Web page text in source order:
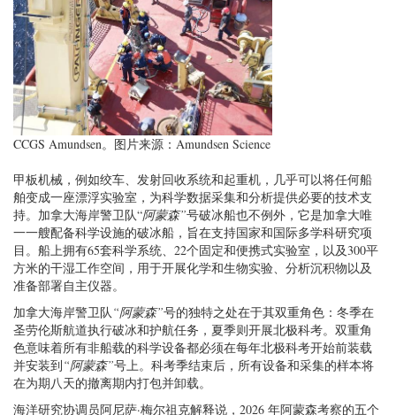
CCGS Amundsen。图片来源：Amundsen Science
甲板机械，例如绞车、发射回收系统和起重机，几乎可以将任何船
舶变成一座漂浮实验室，为科学数据采集和分析提供必要的技术支
持。加拿大海岸警卫队“阿蒙森”号破冰船也不例外，它是加拿大唯
一一艘配备科学设施的破冰船，旨在支持国家和国际多学科研究项
目。船上拥有65套科学系统、22个固定和便携式实验室，以及300平
方米的干湿工作空间，用于开展化学和生物实验、分析沉积物以及
准备部署自主仪器。
加拿大海岸警卫队“阿蒙森”号的独特之处在于其双重角色：冬季在
圣劳伦斯航道执行破冰和护航任务，夏季则开展北极科考。双重角
色意味着所有非船载的科学设备都必须在每年北极科考开始前装载
并安装到“阿蒙森”号上。科考季结束后，所有设备和采集的样本将
在为期八天的撤离期内打包并卸载。
海洋研究协调员阿尼萨·梅尔祖克解释说，2026 年阿蒙森考察的五个